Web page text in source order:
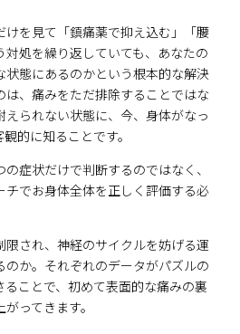
けを見て「鎮痛薬で抑え込む」「腰
処を繰り返していても、あなたの
状態にあるのかという根本的な解決
は、痛みをただ排除することではな
えられない状態に、今、身体がなっ
的に知ることです。
症状だけで判断するのではなく、
チでお身体全体を正しく評価する必
され、神経のサイクルを妨げる運
か。それぞれのデータがパズルの
ことで、初めて表面的な痛みの裏
ってきます。